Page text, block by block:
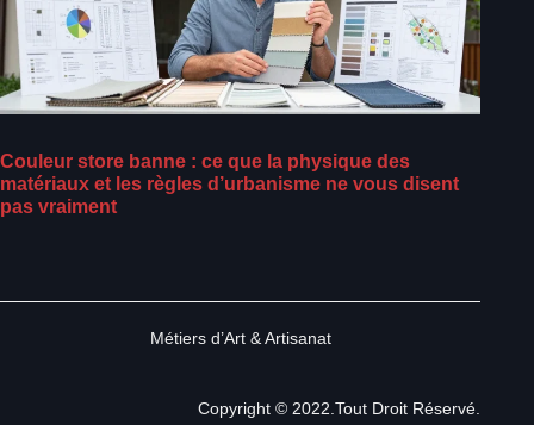
Couleur store banne : ce que la physique des
matériaux et les règles d’urbanisme ne vous disent
pas vraiment
Métiers d’Art & Artisanat
Copyright © 2022.Tout Droit Réservé.